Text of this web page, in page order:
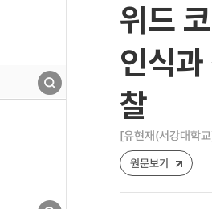
위드
인식
찰
[유현재(서강대학
원문보기